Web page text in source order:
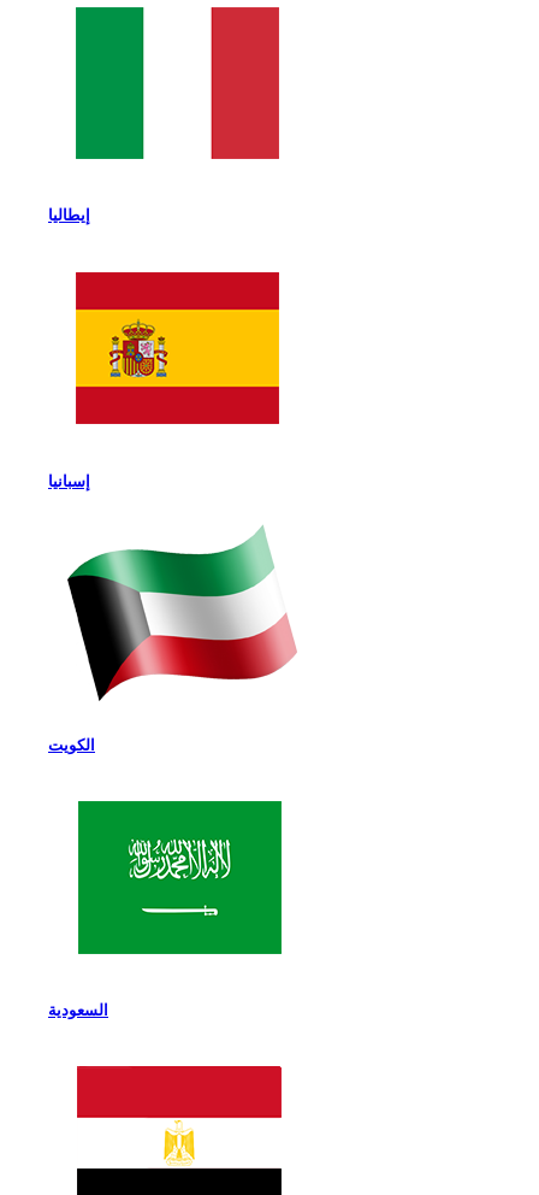
إيطاليا
إسبانيا
الكويت
السعودية